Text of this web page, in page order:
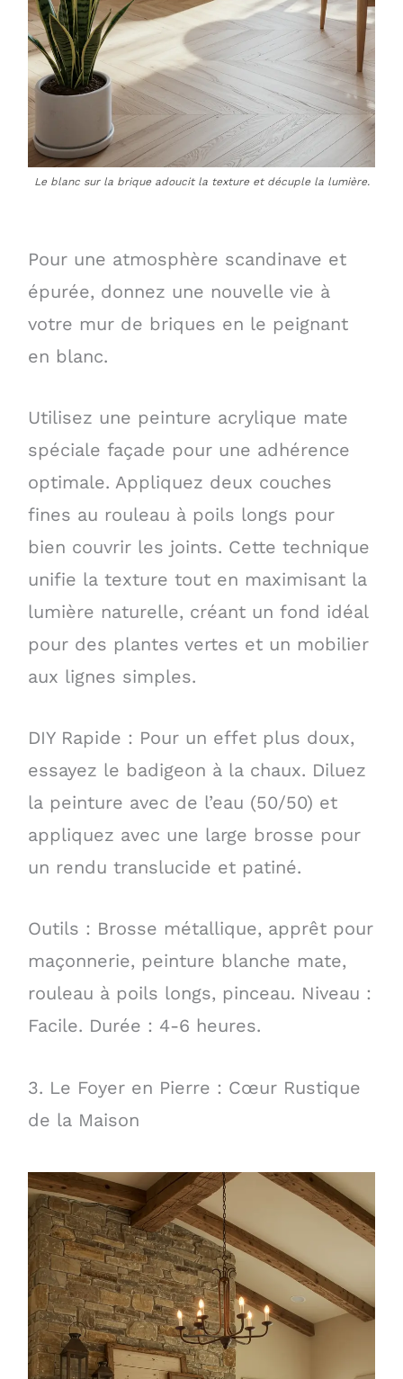
Le blanc sur la brique adoucit la texture et décuple la lumière.
Pour une atmosphère scandinave et
épurée, donnez une nouvelle vie à
votre mur de briques en le peignant
en blanc.
Utilisez une peinture acrylique mate
spéciale façade pour une adhérence
optimale. Appliquez deux couches
fines au rouleau à poils longs pour
bien couvrir les joints. Cette technique
unifie la texture tout en maximisant la
lumière naturelle, créant un fond idéal
pour des plantes vertes et un mobilier
aux lignes simples.
DIY Rapide : Pour un effet plus doux,
essayez le badigeon à la chaux. Diluez
la peinture avec de l’eau (50/50) et
appliquez avec une large brosse pour
un rendu translucide et patiné.
Outils : Brosse métallique, apprêt pour
maçonnerie, peinture blanche mate,
rouleau à poils longs, pinceau. Niveau :
Facile. Durée : 4-6 heures.
3. Le Foyer en Pierre : Cœur Rustique
de la Maison